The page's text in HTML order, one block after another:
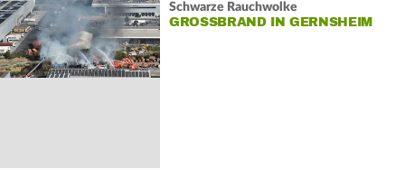
Schwarze Rauchwolke
GROSSBRAND IN GERNSHEIM